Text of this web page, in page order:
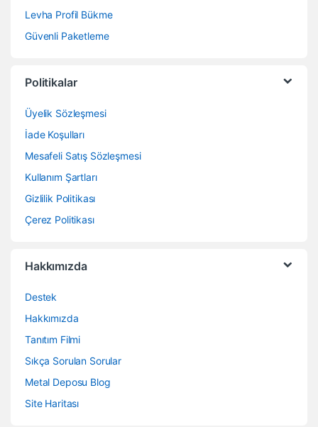
Levha Profil Bükme
Güvenli Paketleme
Politikalar
Üyelik Sözleşmesi
İade Koşulları
Mesafeli Satış Sözleşmesi
Kullanım Şartları
Gizlilik Politikası
Çerez Politikası
Hakkımızda
Destek
Hakkımızda
Tanıtım Filmi
Sıkça Sorulan Sorular
Metal Deposu Blog
Site Haritası